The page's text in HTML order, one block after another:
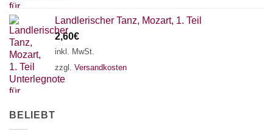
Landlerischer Tanz, Mozart, 1. Teil
2,60€
inkl. MwSt.
zzgl. Versandkosten
BELIEBT